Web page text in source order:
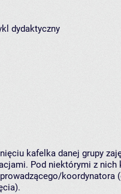
dydaktyczny
kafelka danej grupy
Pod niektórymi z nich
koordynatora